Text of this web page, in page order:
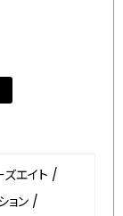
ズエイト /
ョン /